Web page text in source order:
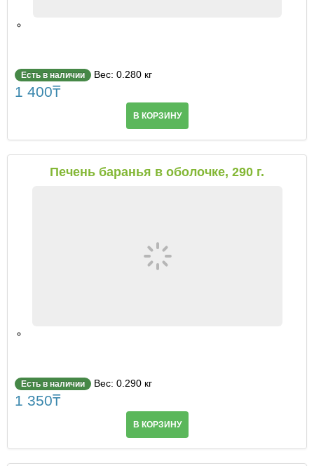
Есть в наличии Вес: 0.280 кг
1 400₸
В КОРЗИНУ
Печень баранья в оболочке, 290 г.
Есть в наличии Вес: 0.290 кг
1 350₸
В КОРЗИНУ